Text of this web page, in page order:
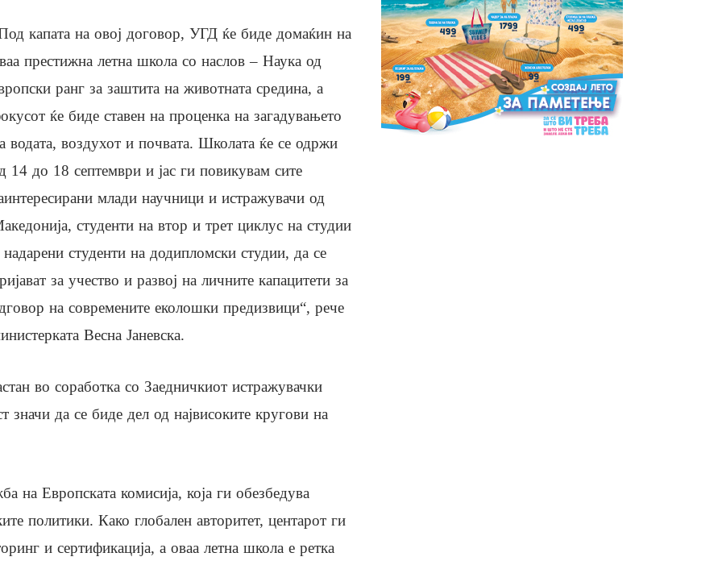
капата на овој договор, УГД ќе биде домаќин на
престижна летна школа со наслов – Наука од
ранг за заштита на животната средина, а
ќе биде ставен на проценка на загадувањето
водата, воздухот и почвата. Школата ќе се одржи
14 до 18 септември и јас ги повикувам сите
млади научници и истражувачи од
студенти на втор и трет циклус на студии
студенти на додипломски студии, да се
за учество и развој на личните капацитети за
на современите еколошки предизвици“, рече
Весна Јаневска.
во соработка со Заедничкиот истражувачки
значи да се биде дел од највисоките кругови на
на Европската комисија, која ги обезбедува
политики. Како глобален авторитет, центарот ги
и сертификација, а оваа летна школа е ретка